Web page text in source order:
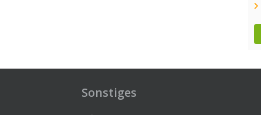
Sonstiges